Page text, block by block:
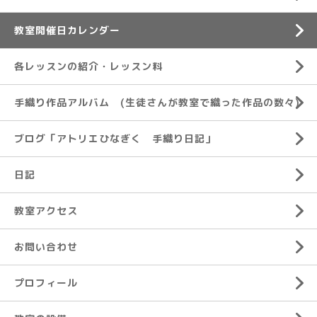
教室開催日カレンダー
各レッスンの紹介・レッスン料
手織り作品アルバム (生徒さんが教室で織った作品の数々)
ブログ「アトリエひなぎく 手織り日記」
日記
教室アクセス
お問い合わせ
プロフィール